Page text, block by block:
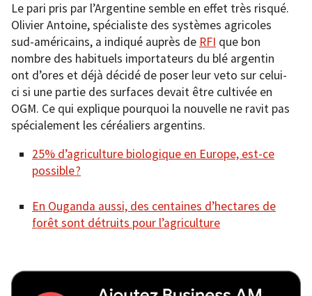
Le pari pris par l’Argentine semble en effet très risqué.
Olivier Antoine, spécialiste des systèmes agricoles
sud-américains, a indiqué auprès de RFI que bon
nombre des habituels importateurs du blé argentin
ont d’ores et déjà décidé de poser leur veto sur celui-
ci si une partie des surfaces devait être cultivée en
OGM. Ce qui explique pourquoi la nouvelle ne ravit pas
spécialement les céréaliers argentins.
25% d’agriculture biologique en Europe, est-ce
possible ?
En Ouganda aussi, des centaines d’hectares de
forêt sont détruits pour l’agriculture